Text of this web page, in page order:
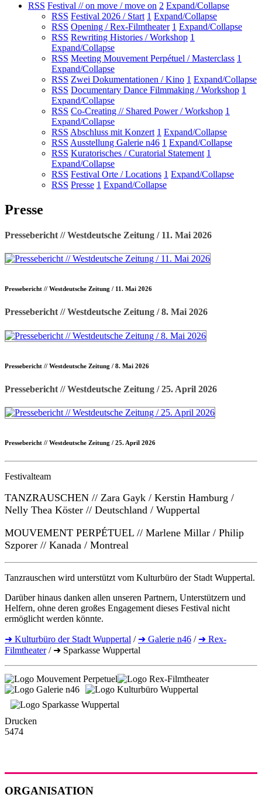
RSS Festival // on move / move on 2 Expand/Collapse
RSS Festival 2026 / Start 1 Expand/Collapse
RSS Opening / Rex-Filmtheater 1 Expand/Collapse
RSS Rewriting Histories / Workshop 1
Expand/Collapse
RSS Meeting Mouvement Perpétuel / Masterclass 1
Expand/Collapse
RSS Zwei Dokumentationen / Kino 1 Expand/Collapse
RSS Documentary Dance Filmmaking / Workshop 1
Expand/Collapse
RSS Co-Creating // Shared Power / Workshop 1
Expand/Collapse
RSS Abschluss mit Konzert 1 Expand/Collapse
RSS Ausstellung Galerie n46 1 Expand/Collapse
RSS Kuratorisches / Curatorial Statement 1
Expand/Collapse
RSS Festival Orte / Locations 1 Expand/Collapse
RSS Presse 1 Expand/Collapse
Presse
Pressebericht // Westdeutsche Zeitung / 11. Mai 2026
Pressebericht // Westdeutsche Zeitung / 11. Mai 2026
Pressebericht // Westdeutsche Zeitung / 8. Mai 2026
Pressebericht // Westdeutsche Zeitung / 8. Mai 2026
Pressebericht // Westdeutsche Zeitung / 25. April 2026
Pressebericht // Westdeutsche Zeitung / 25. April 2026
Festivalteam
TANZRAUSCHEN // Zara Gayk / Kerstin Hamburg /
Nelly Thea Köster // Deutschland / Wuppertal
MOUVEMENT PERPÉTUEL // Marlene Millar / Philip
Szporer // Kanada / Montreal
Tanzrauschen wird unterstützt vom Kulturbüro der Stadt Wuppertal.
Darüber hinaus danken allen unseren Partnern, Unterstützern und
Helfern, ohne deren großes Engagement dieses Festival nicht
ermöglicht werden könnte.
➜ Kulturbüro der Stadt Wuppertal / ➜ Galerie n46 / ➜ Rex-
Filmtheater/ ➜ Sparkasse Wuppertal
Drucken
5474
ORGANISATION